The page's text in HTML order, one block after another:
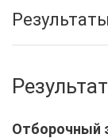
Результаты
Отборочный